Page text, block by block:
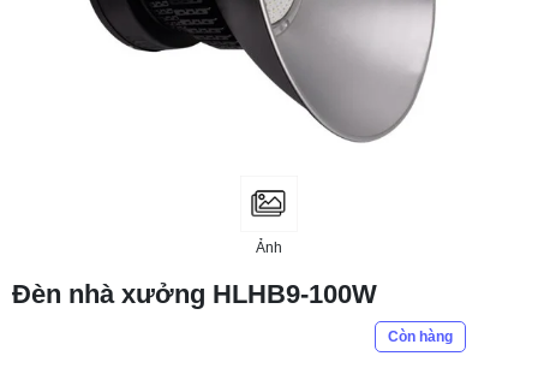
Ảnh
Đèn nhà xưởng HLHB9-100W
Còn hàng